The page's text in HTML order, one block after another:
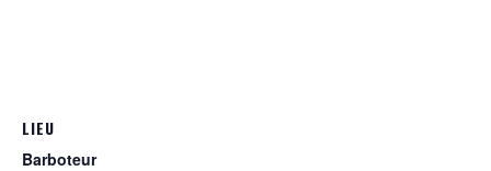
LIEU
Barboteur